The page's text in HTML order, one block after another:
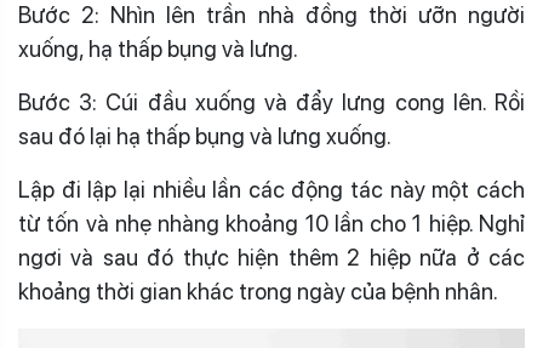
Bước 2: Nhìn lên trần nhà đồng thời ưỡn người
xuống, hạ thấp bụng và lưng.
Bước 3: Cúi đầu xuống và đẩy lưng cong lên. Rồi
sau đó lại hạ thấp bụng và lưng xuống.
Lập đi lập lại nhiều lần các động tác này một cách
từ tốn và nhẹ nhàng khoảng 10 lần cho 1 hiệp. Nghỉ
ngơi và sau đó thực hiện thêm 2 hiệp nữa ở các
khoảng thời gian khác trong ngày của bệnh nhân.